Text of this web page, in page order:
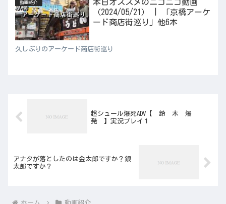
動画紹介
本日オススメのニコニコ動画
（2024/05/21） | 「京橋アーケ
ード商店街巡り」他6本
久しぶりのアーケード商店街巡り
超シュール爆死ADV【 鈴 木 爆
発 】実況プレイ１
アナタが落としたのは金太郎ですか？銀
太郎ですか？